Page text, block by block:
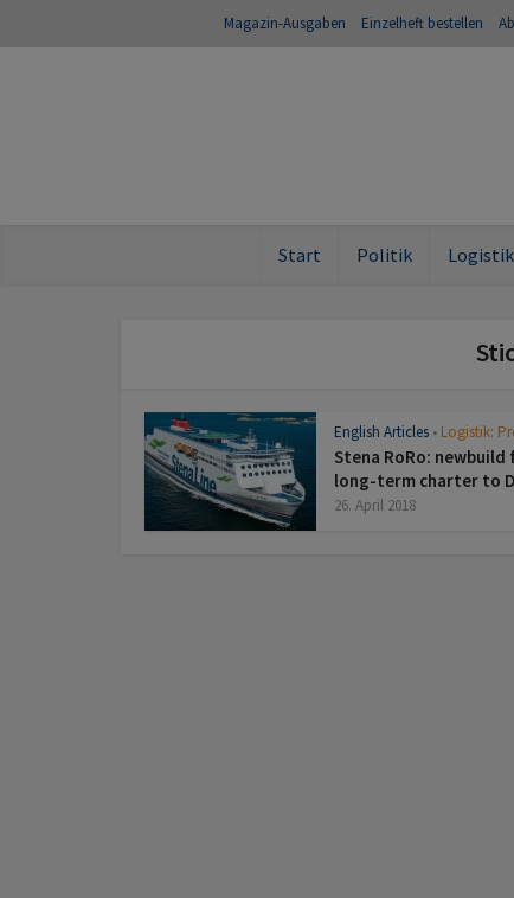
Magazin-Ausgaben Einzelheft bestellen
Start Politik Logistik
English Articles • Logistik:
Stena RoRo: newbuild
long-term charter to
26. April 2018